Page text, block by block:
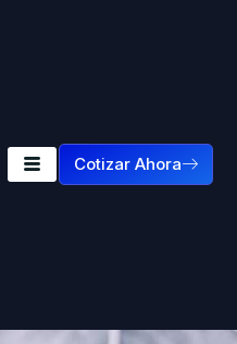
Cotizar Ahora